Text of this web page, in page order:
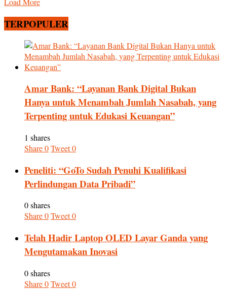
TERPOPULER
Amar Bank: “Layanan Bank Digital Bukan
Hanya untuk Menambah Jumlah Nasabah, yang
Terpenting untuk Edukasi Keuangan”
1 shares
Share0Tweet0
Peneliti: “GoTo Sudah Penuhi Kualifikasi
Perlindungan Data Pribadi”
0 shares
Share0Tweet0
Telah Hadir Laptop OLED Layar Ganda yang
Mengutamakan Inovasi
0 shares
Share0Tweet0